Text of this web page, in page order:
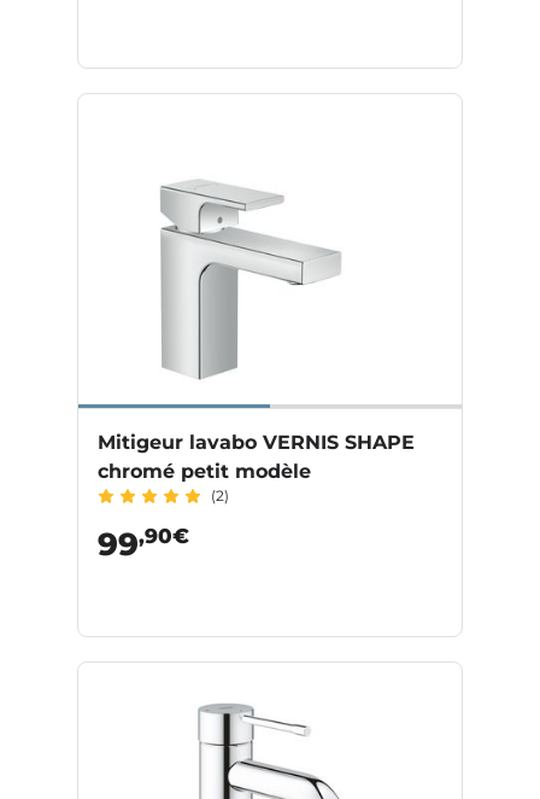
Mitigeur lavabo VERNIS SHAPE
chromé petit modèle
(2)
99,90€